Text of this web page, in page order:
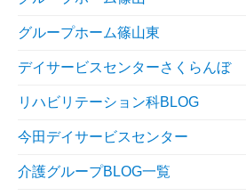
グループホーム篠山東
デイサービスセンターさくらんぼ
リハビリテーション科BLOG
今田デイサービスセンター
介護グループBLOG一覧